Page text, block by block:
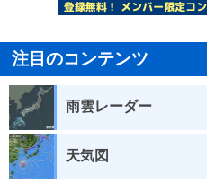
注目のコンテンツ
雨雲レーダー
天気図